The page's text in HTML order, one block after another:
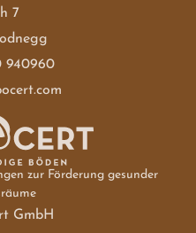
7
940960
zur Förderung gesunder
GmbH